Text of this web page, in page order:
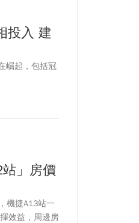
投入 建
崛起，包括冠
」房價
機捷A13站一
效益，周邊房